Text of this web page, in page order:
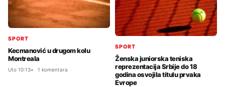
SPORT
Kecmanović u drugom kolu
Montreala
Uto 10:13 1 komentara
SPORT
Ženska juniorska teniska
reprezentacija Srbije do 18
godina osvojila titulu prvaka
Evrope